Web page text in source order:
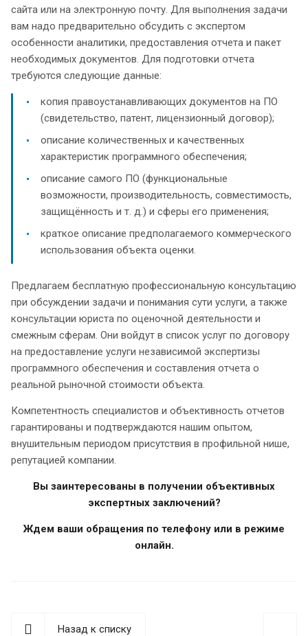
сайта или на электронную почту. Для выполнения задачи
вам надо предварительно обсудить с экспертом
особенности аналитики, предоставления отчета и пакет
необходимых документов. Для подготовки отчета
требуются следующие данные:
копия правоустанавливающих документов на ПО
(свидетельство, патент, лицензионный договор);
описание количественных и качественных
характеристик программного обеспечения;
описание самого ПО (функциональные
возможности, производительность, совместимость,
защищённость и т. д.) и сферы его применения;
краткое описание предполагаемого коммерческого
использования объекта оценки.
Предлагаем бесплатную профессиональную консультацию
при обсуждении задачи и понимания сути услуги, а также
консультации юриста по оценочной деятельности и
смежным сферам. Они войдут в список услуг по договору
на предоставление услуги независимой экспертизы
программного обеспечения и составления отчета о
реальной рыночной стоимости объекта.
Компетентность специалистов и объективность отчетов
гарантированы и подтверждаются нашим опытом,
внушительным периодом присутствия в профильной нише,
репутацией компании.
Вы заинтересованы в получении объективных
экспертных заключений?
Ждем ваши обращения по телефону или в режиме
онлайн.
Назад к списку